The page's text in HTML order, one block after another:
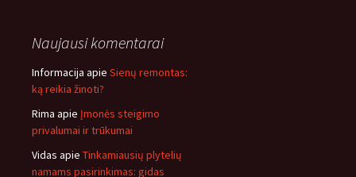
Naujausi komentarai
Informacija apie Sienų remontas:
ką reikia žinoti?
Rima apie Įmonės steigimo
privalumai ir trūkumai
Vidas apie Tinkamiausių plytelių
namams pasirinkimas: gidas